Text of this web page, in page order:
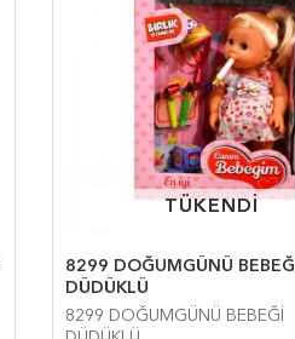
TÜKENDİ
TÜKENDİ
8299 DOĞUMGÜNÜ BEBEĞİ
DÜDÜKLÜ
8299 DOĞUMGÜNÜ BEBEĞİ